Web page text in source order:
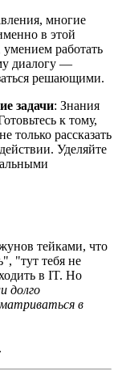
многие
в этой
работать
диалогу —
решающими.
задачи: Знания
к тому,
только рассказать
Уделяйте
тейками, что
"тут тебя не
в IT. Но
долго
в